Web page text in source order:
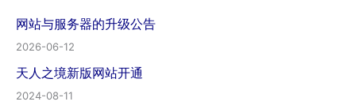
网站与服务器的升级公告
2026-06-12
天人之境新版网站开通
2024-08-11